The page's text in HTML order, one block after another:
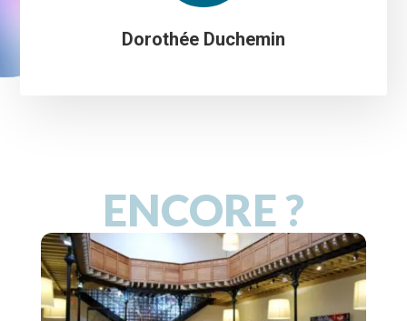
Dorothée Duchemin
ENCORE ?